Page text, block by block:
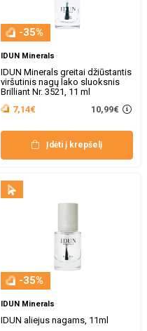
-35%
IDUN Minerals
IDUN Minerals greitai džiūstantis
viršutinis nagų lako sluoksnis
Brilliant Nr. 3521, 11 ml
7,14€
10,99€
Įdėti į krepšelį
-35%
IDUN Minerals
IDUN aliejus nagams, 11ml